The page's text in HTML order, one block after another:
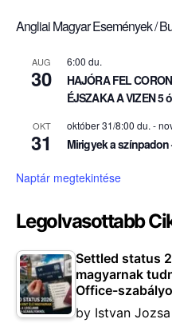
Angliai Magyar Események /
AUG
30
6:00 du.
HAJÓRA FEL
ÉJSZAKA A VIZEN 5
OKT
31
október 31/8:00 du. -
Mirigyek a színpadon
Naptár megtekintése
Legolvasottabb
Settled status
magyarnak
Office-
by Istvan Jozsa